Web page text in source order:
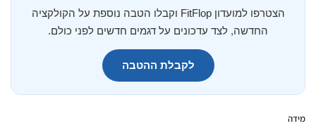
הצטרפו למועדון FitFlop וקבלו הטבה נוספת על הקולקציה
החדשה, לצד עדכונים על דגמים חדשים לפני כולם.
לקבלת ההטבה
מידה